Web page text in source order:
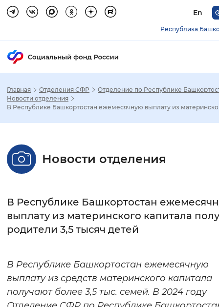
En
Республика
Настройка режима отображения
Стандартный Увеличенный
Интервал между буквами
Цвет сайта
Монохромный Инверсивный
Главная Отделения СФР
Отделение по Республике
Новости отделения
В Республике Башкортостан ежемесячную выплату из
Новости отделения
В Республике Башкортостан
выплату из материнского капитала
родители 3,5 тысяч детей
В Республике Башкортостан ежемесячную
выплату из средств материнского капитала
получают более 3,5 тыс. семей. В 2024 году